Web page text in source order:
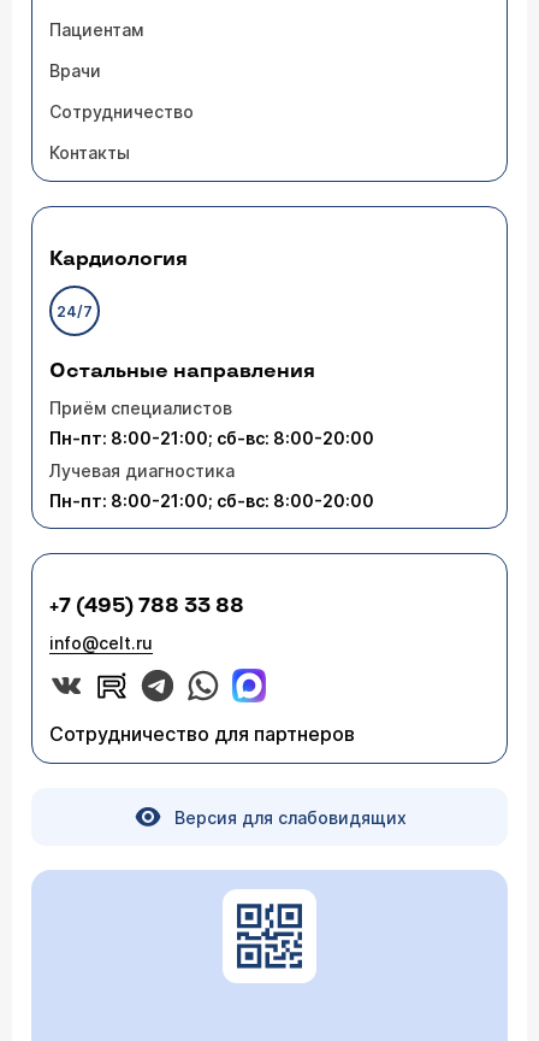
Пациентам
Врачи
Сотрудничество
Контакты
Кардиология
24/7
Остальные направления
Приём специалистов
Пн-пт: 8:00-21:00; сб-вс: 8:00-20:00
Лучевая диагностика
Пн-пт: 8:00-21:00; сб-вс: 8:00-20:00
+7 (495) 788 33 88
info@celt.ru
Сотрудничество для партнеров
Версия для слабовидящих